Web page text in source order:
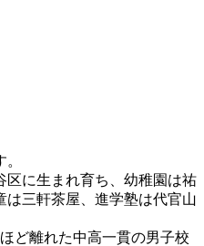
区に生まれ育ち、幼稚園は祐
は三軒茶屋、進学塾は代官山
ど離れた中高一貫の男子校